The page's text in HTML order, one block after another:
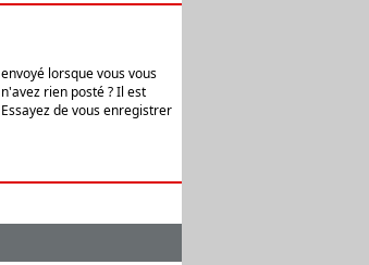
lorsque vous vous
rien posté ? Il est
de vous enregistrer